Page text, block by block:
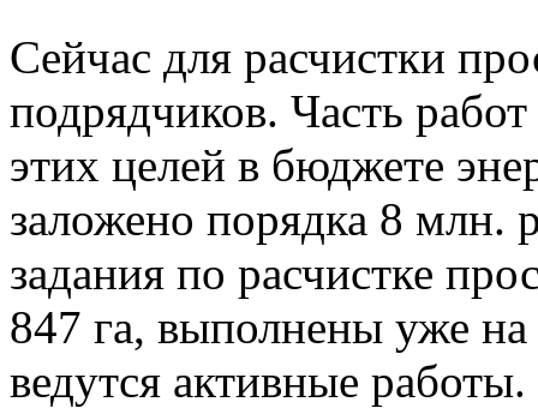
Сейчас для расчистки
подрядчиков. Часть
этих целей в бюджете
заложено порядка 8 млн.
задания по расчистке
847 га, выполнены уже
ведутся активные работы.